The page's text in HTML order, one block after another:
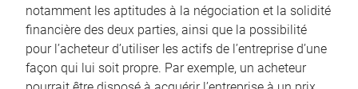
notamment les aptitudes à la négociation et la solidité
financière des deux parties, ainsi que la possibilité
pour l’acheteur d’utiliser les actifs de l’entreprise d’une
façon qui lui soit propre. Par exemple, un acheteur